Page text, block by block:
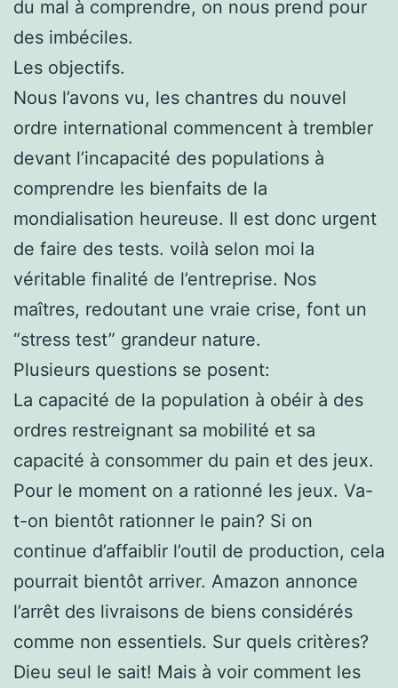
du mal à comprendre, on nous prend pour
des imbéciles.
Les objectifs.
Nous l’avons vu, les chantres du nouvel
ordre international commencent à trembler
devant l’incapacité des populations à
comprendre les bienfaits de la
mondialisation heureuse. Il est donc urgent
de faire des tests. voilà selon moi la
véritable finalité de l’entreprise. Nos
maîtres, redoutant une vraie crise, font un
“stress test” grandeur nature.
Plusieurs questions se posent:
La capacité de la population à obéir à des
ordres restreignant sa mobilité et sa
capacité à consommer du pain et des jeux.
Pour le moment on a rationné les jeux. Va-
t-on bientôt rationner le pain? Si on
continue d’affaiblir l’outil de production, cela
pourrait bientôt arriver. Amazon annonce
l’arrêt des livraisons de biens considérés
comme non essentiels. Sur quels critères?
Dieu seul le sait! Mais à voir comment les